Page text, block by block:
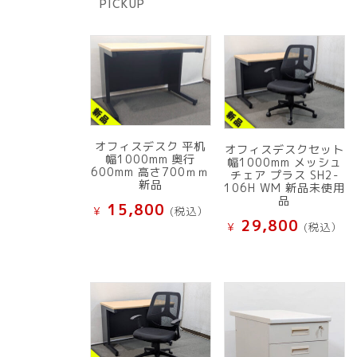
PICKUP
オフィスデスク 平机
幅1000mm 奥行
600mm 高さ700ｍｍ
新品
¥ 15,800 (税込）
オフィスデスクセット
幅1000mm メッシュ
チェア プラス SH2-
106H WM 新品未使用
品
¥ 29,800 (税込）